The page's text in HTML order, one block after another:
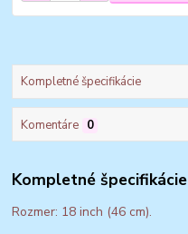
Kompletné špecifikácie
Komentáre 0
Kompletné špecifikácie
Rozmer: 18 inch (46 cm).